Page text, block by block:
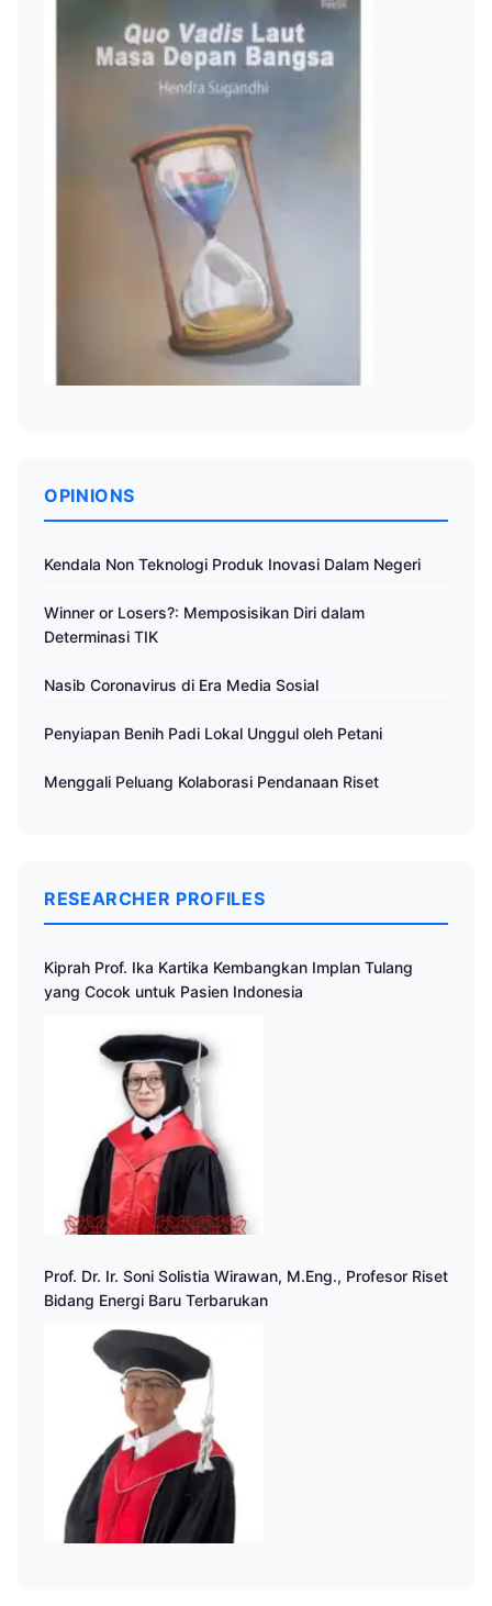
OPINIONS
Kendala Non Teknologi Produk Inovasi Dalam Negeri
Winner or Losers?: Memposisikan Diri dalam
Determinasi TIK
Nasib Coronavirus di Era Media Sosial
Penyiapan Benih Padi Lokal Unggul oleh Petani
Menggali Peluang Kolaborasi Pendanaan Riset
RESEARCHER PROFILES
Kiprah Prof. Ika Kartika Kembangkan Implan Tulang
yang Cocok untuk Pasien Indonesia
Prof. Dr. Ir. Soni Solistia Wirawan, M.Eng., Profesor Riset
Bidang Energi Baru Terbarukan